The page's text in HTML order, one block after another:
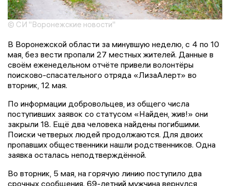
© СИ "Воронежские новости"
В Воронежской области за минувшую неделю, с 4 по 10
мая, без вести пропали 27 местных жителей. Данные в
своём еженедельном отчёте привели волонтёры
поисково-спасательного отряда «ЛизаАлерт» во
вторник, 12 мая.
По информации добровольцев, из общего числа
поступивших заявок со статусом «Найден, жив!» они
закрыли 18. Ещё два человека найдены погибшими.
Поиски четверых людей продолжаются. Для двоих
пропавших общественники нашли родственников. Одна
заявка осталась неподтверждённой.
Во вторник, 5 мая, на горячую линию поступило два
срочных сообщения. 69-летний мужчина вернулся